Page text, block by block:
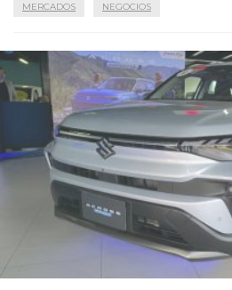
MERCADOS NEGOCIOS